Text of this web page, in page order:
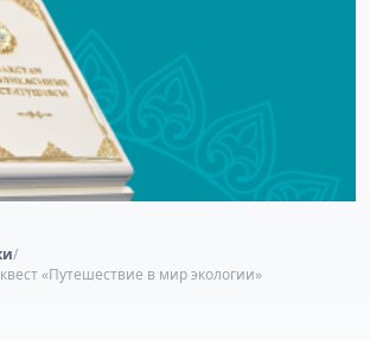
/
«Путешествие в мир экологии»